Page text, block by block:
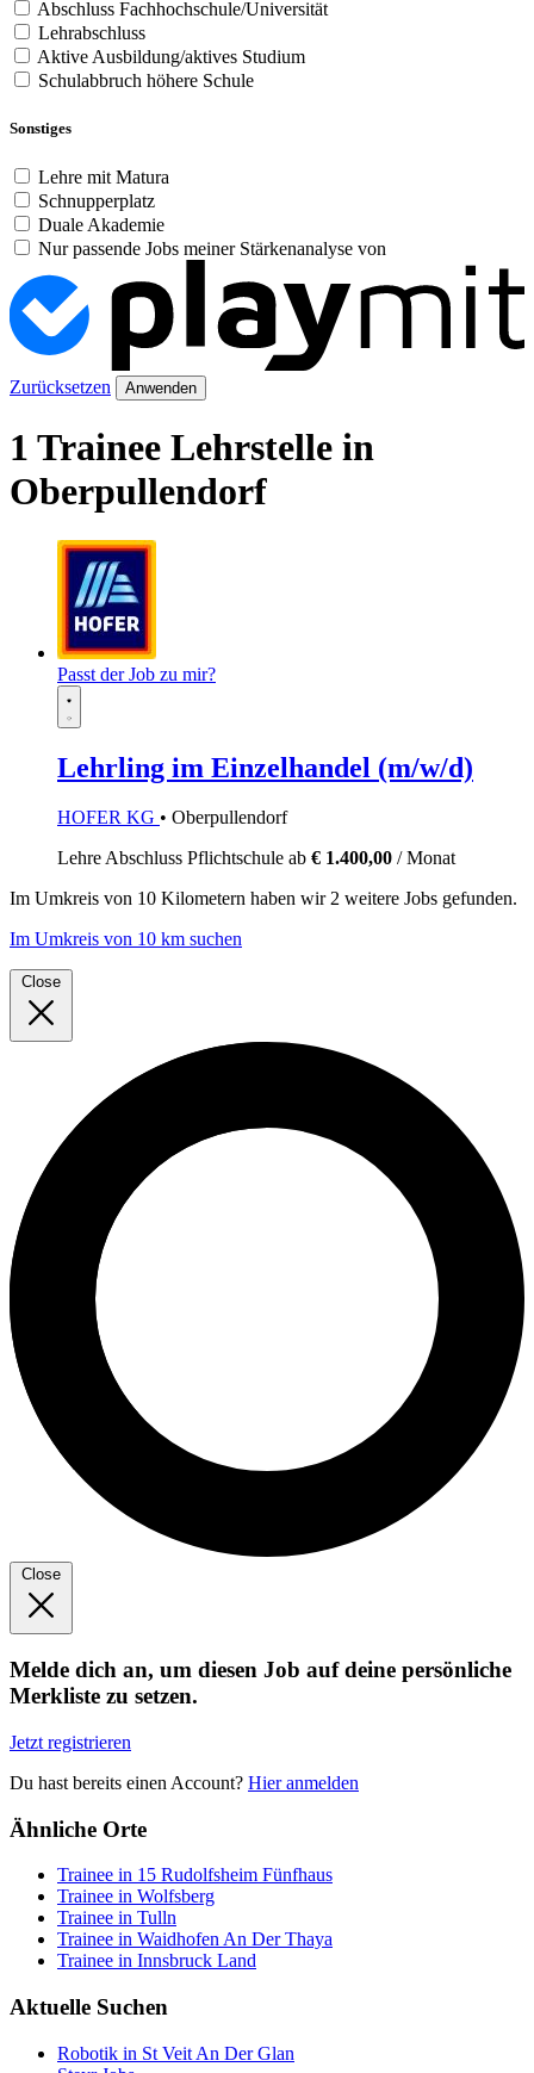
Abschluss Fachhochschule/Universität
Lehrabschluss
Aktive Ausbildung/aktives Studium
Schulabbruch höhere Schule
Sonstiges
Lehre mit Matura
Schnupperplatz
Duale Akademie
Nur passende Jobs meiner Stärkenanalyse von
Zurücksetzen Anwenden
1 Trainee Lehrstelle in
Oberpullendorf
Passt der Job zu mir?
Lehrling im Einzelhandel (m/w/d)
HOFER KG • Oberpullendorf
LehreAbschluss Pflichtschule ab € 1.400,00 / Monat
Im Umkreis von 10 Kilometern haben wir2 weitere Jobs gefunden.
Im Umkreis von 10 km suchen
Close
Close
Melde dich an, um diesen Job auf deine persönliche
Merkliste zu setzen.
Jetzt registrieren
Du hast bereits einen Account? Hier anmelden
Ähnliche Orte
Trainee in 15 Rudolfsheim Fünfhaus
Trainee in Wolfsberg
Trainee in Tulln
Trainee in Waidhofen An Der Thaya
Trainee in Innsbruck Land
Aktuelle Suchen
Robotik in St Veit An Der Glan